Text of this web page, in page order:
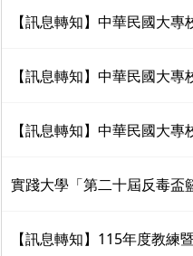
【訊息轉知】中華民國大
【訊息轉知】中華民國大
【訊息轉知】中華民國大
實踐大學「第二十屆反毒盃
【訊息轉知】115年度教練